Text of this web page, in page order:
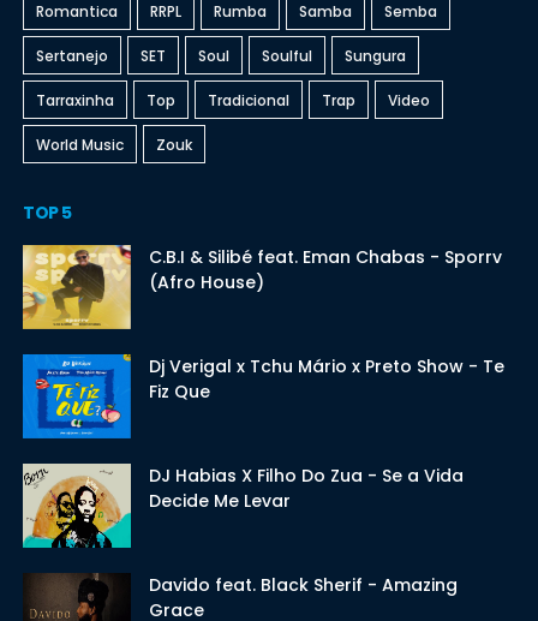
Romantica RRPL Rumba Samba Semba
Sertanejo SET Soul Soulful Sungura
Tarraxinha Top Tradicional Trap Video
World Music Zouk
TOP 5
C.B.I & Silibé feat. Eman Chabas - Sporrv
(Afro House)
Dj Verigal x Tchu Mário x Preto Show - Te
Fiz Que
DJ Habias X Filho Do Zua - Se a Vida
Decide Me Levar
Davido feat. Black Sherif - Amazing
Grace